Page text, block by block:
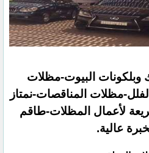
البيوت-مظلات
مظلات المناقصات-نمتاز
لأعمال المظلات-طاقم
عالية.